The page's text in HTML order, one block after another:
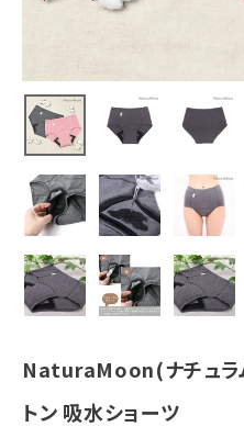
カテゴリーから探す
美容・コスメ・香水
衛生用品
日用品雑貨
フェムケア
インナー・下着・ナイトウェア
NaturaMoon(ナチュラ
トン 吸水ショーツ